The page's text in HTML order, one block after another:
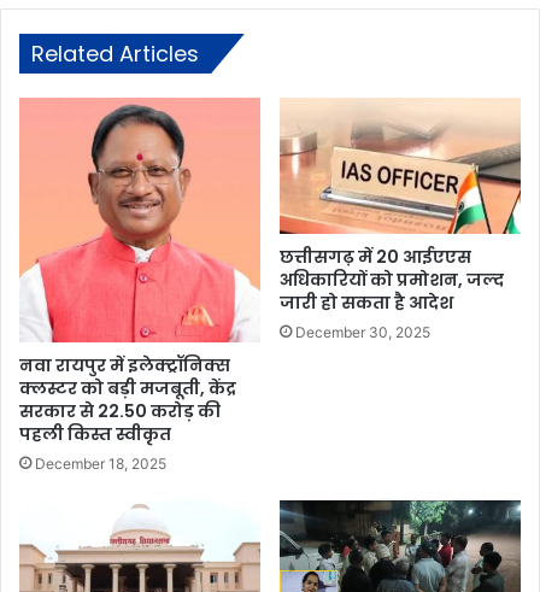
Related Articles
नवा रायपुर में इलेक्ट्रॉनिक्स
क्लस्टर को बड़ी मजबूती, केंद्र
सरकार से 22.50 करोड़ की
पहली किस्त स्वीकृत
December 18, 2025
छत्तीसगढ़ में 20 आईएएस
अधिकारियों को प्रमोशन, जल्द
जारी हो सकता है आदेश
December 30, 2025